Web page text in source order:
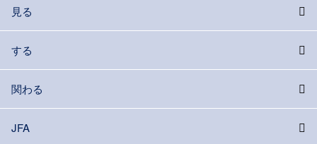
見る
する
関わる
JFA